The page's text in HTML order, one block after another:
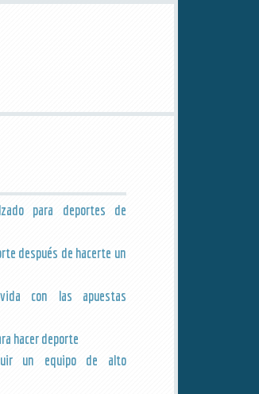
para deportes de
después de hacerte un
con las apuestas
hacer deporte
un equipo de alto